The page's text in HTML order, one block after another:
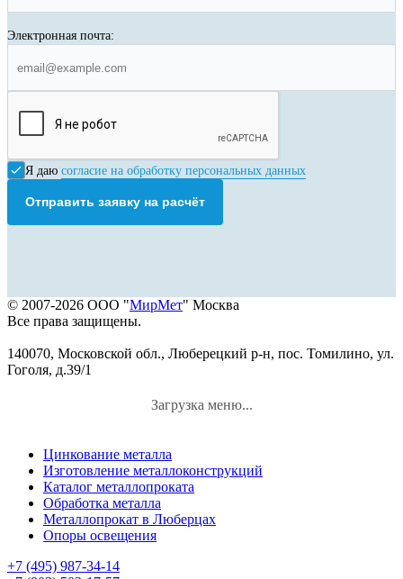
Электронная почта:
Я даю согласие на обработку персональных данных
Отправить заявку на расчёт
© 2007-2026 ООО "МирМет" Москва
Все права защищены.
140070, Московской обл., Люберецкий р-н, пос. Томилино, ул.
Гоголя, д.39/1
Загрузка меню...
Цинкование металла
Изготовление металлоконструкций
Каталог металлопроката
Обработка металла
Металлопрокат в Люберцах
Опоры освещения
+7 (495) 987-34-14